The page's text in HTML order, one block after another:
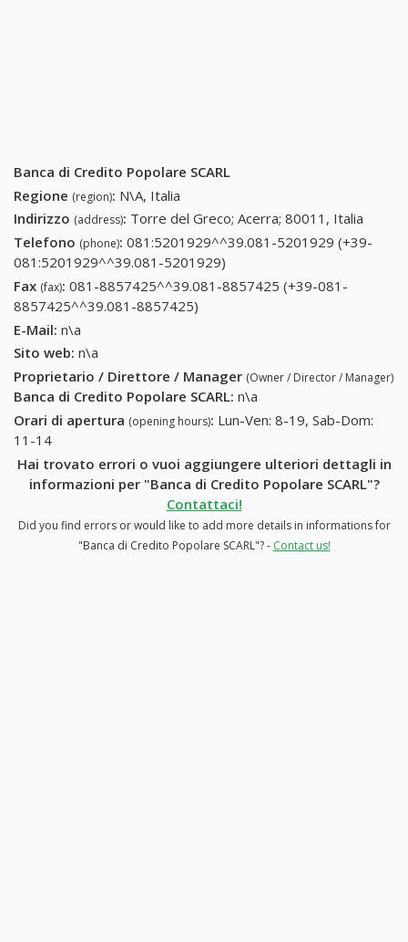
Banca di Credito Popolare SCARL
Regione (region): N\A, Italia
Indirizzo (address): Torre del Greco; Acerra; 80011, Italia
Telefono (phone): 081:5201929^^39.081-5201929 (+39-
081:5201929^^39.081-5201929)
5201929 (+39-
Fax (fax): 081-8857425^^39.081-8857425 (+39-081-
8857425^^39.081-8857425)
E-Mail: n\a
Sito web: n\a
Proprietario / Direttore / Manager (Owner / Director / Manager)
Banca di Credito Popolare SCARL: n\a
Orari di apertura (opening hours): Lun-Ven: 8-19, Sab-Dom:
11-14
Hai trovato errori o vuoi aggiungere ulteriori dettagli in
informazioni per "Banca di Credito Popolare SCARL"?
Contattaci!
Did you find errors or would like to add more details in informations for
"Banca di Credito Popolare SCARL"? - Contact us!